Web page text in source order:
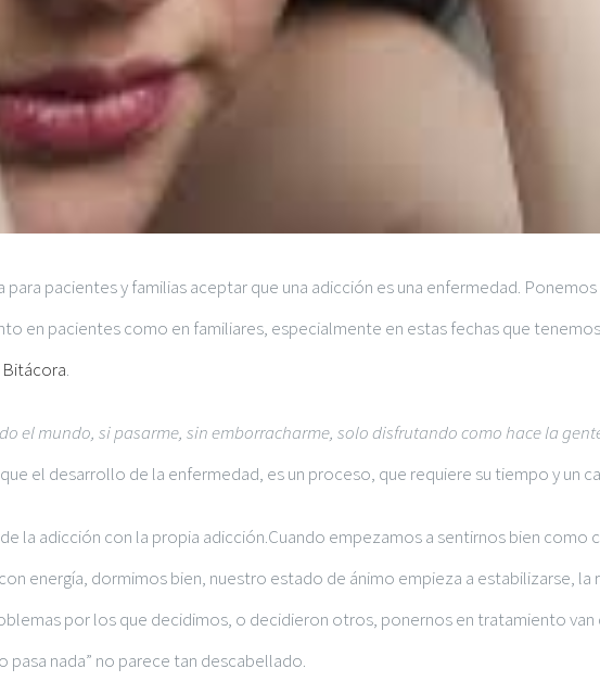
pacientes y familias aceptar que una adicción es una enfermedad.
en pacientes como en familiares, especialmente en estas fechas que
.
el mundo, si pasarme, sin emborracharme, solo disfrutando como hace la
el desarrollo de la enfermedad, es un proceso, que requiere su tiempo y un
la adicción con la propia adicción.Cuando empezamos a sentirnos bien como
energía, dormimos bien, nuestro estado de ánimo empieza a estabilizarse,
por los que decidimos, o decidieron otros, ponernos en tratamiento
pasa nada” no parece tan descabellado.